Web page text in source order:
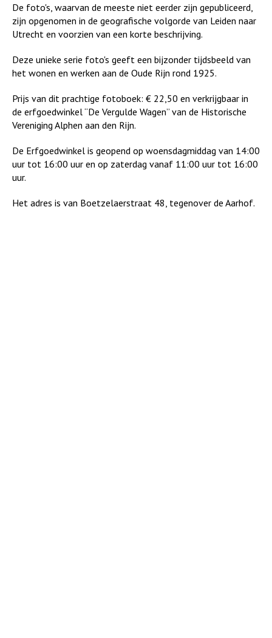
De foto's, waarvan de meeste niet eerder zijn gepubliceerd,
zijn opgenomen in de geografische volgorde van Leiden naar
Utrecht en voorzien van een korte beschrijving.
Deze unieke serie foto's geeft een bijzonder tijdsbeeld van
het wonen en werken aan de Oude Rijn rond 1925.
Prijs van dit prachtige fotoboek: € 22,50 en verkrijgbaar in
de erfgoedwinkel “De Vergulde Wagen” van de Historische
Vereniging Alphen aan den Rijn.
De Erfgoedwinkel is geopend op woensdagmiddag van 14:00
uur tot 16:00 uur en op zaterdag vanaf 11:00 uur tot 16:00
uur.
Het adres is van Boetzelaerstraat 48, tegenover de Aarhof.